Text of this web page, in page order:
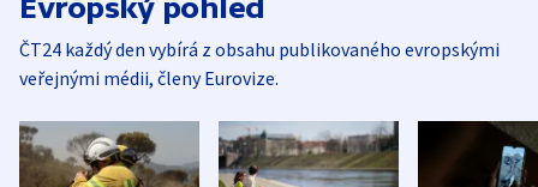
Evropský pohled
ČT24 každý den vybírá z obsahu publikovaného evropskými
veřejnými médii, členy Eurovize.